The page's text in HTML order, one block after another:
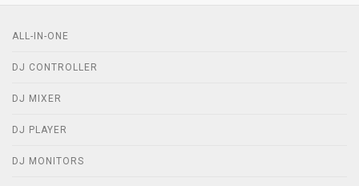
ALL-IN-ONE
DJ CONTROLLER
DJ MIXER
DJ PLAYER
DJ MONITORS